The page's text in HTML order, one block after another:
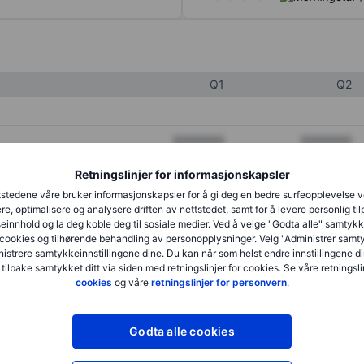
Retningslinjer for informasjonskapsler
våre bruker informasjonskapsler for å gi deg en bedre surfeopplevelse
optimalisere og analysere driften av nettstedet, samt for å levere personlig
og la deg koble deg til sosiale medier. Ved å velge "Godta alle"
og tilhørende behandling av personopplysninger. Velg "Administrer
samtykkeinnstillingene dine. Du kan når som helst endre innstillingene
samtykket ditt via siden med retningslinjer for cookies. Se våre
cookies og våre retningslinjer for personvern.
Godta alle cookies
Q1 Q2
XXXXXXX XXXXXXX
XXXXXXX
XXXXXXX XXXXXXX
XXXXXXX XXXXXXX
XXXXXXX